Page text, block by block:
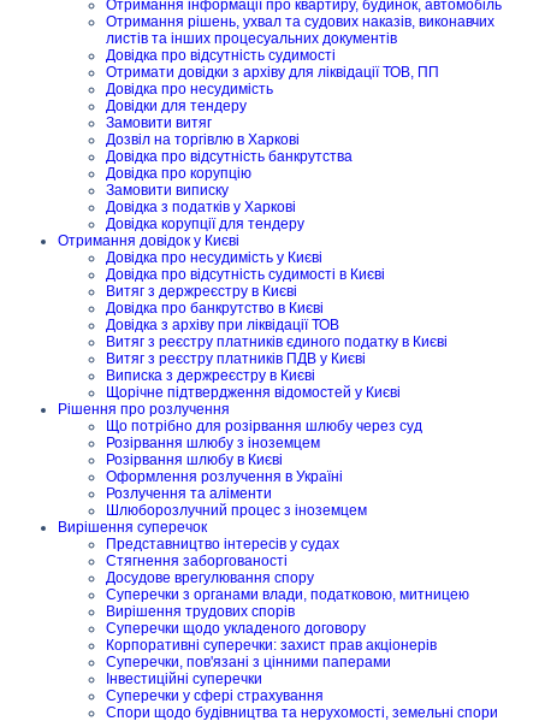
Отримання інформації про квартиру, будинок, автомобіль
Отримання рішень, ухвал та судових наказів, виконавчих
листів та інших процесуальних документів
Довідка про відсутність судимості
Отримати довідки з архіву для ліквідації ТОВ, ПП
Довідка про несудимість
Довідки для тендеру
Замовити витяг
Дозвіл на торгівлю в Харкові
Довідка про відсутність банкрутства
Довідка про корупцію
Замовити виписку
Довідка з податків у Харкові
Довідка корупції для тендеру
Отримання довідок у Києві
Довідка про несудимість у Києві
Довідка про відсутність судимості в Києві
Витяг з держреєстру в Києві
Довідка про банкрутство в Києві
Довідка з архіву при ліквідації ТОВ
Витяг з реєстру платників єдиного податку в Києві
Витяг з реєстру платників ПДВ у Києві
Виписка з держреєстру в Києві
Щорічне підтвердження відомостей у Києві
Рішення про розлучення
Що потрібно для розірвання шлюбу через суд
Розірвання шлюбу з іноземцем
Розірвання шлюбу в Києві
Оформлення розлучення в Україні
Розлучення та аліменти
Шлюборозлучний процес з іноземцем
Вирішення суперечок
Представництво інтересів у судах
Стягнення заборгованості
Досудове врегулювання спору
Суперечки з органами влади, податковою, митницею
Вирішення трудових спорів
Суперечки щодо укладеного договору
Корпоративні суперечки: захист прав акціонерів
Суперечки, пов'язані з цінними паперами
Інвестиційні суперечки
Суперечки у сфері страхування
Спори щодо будівництва та нерухомості, земельні спори